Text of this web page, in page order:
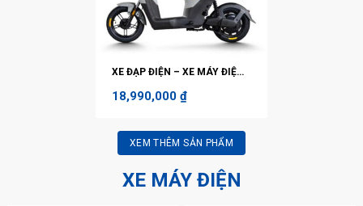
XE ĐẠP ĐIỆN – XE MÁY ĐIỆN
18,990,000₫
XEM THÊM SẢN PHẨM
XE MÁY ĐIỆN